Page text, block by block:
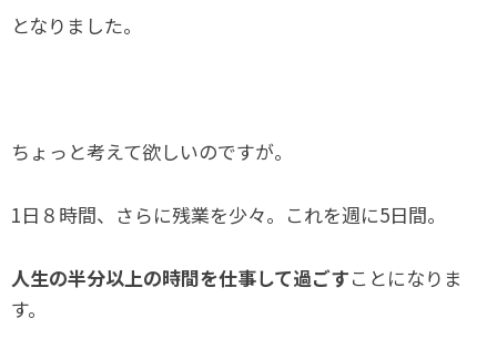
となりました。
ちょっと考えて欲しいのですが。
1日８時間、さらに残業を少々。これを週に5日間。
人生の半分以上の時間を仕事して過ごすことになりま
す。